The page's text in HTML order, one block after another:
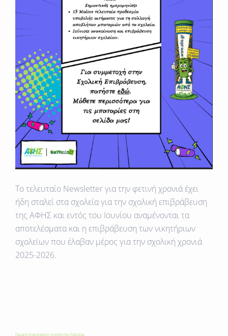
Το τελευταίο Newsletter για την φετινή χρονιά έχει
ήδη σταλεί στα σχολεία για την σχολική επιβράβευση
της ΑΦΗΣ και εντός του Ιουνίου αναμένονται τα
αποτελέσματα και η επιβράβευση των νικητήριων
σχολείων που έλαβαν μέρος για την σχολική χρονιά
2025-2026.
FaLang translation system by Faboba